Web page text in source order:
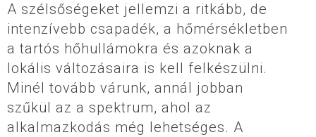
A szélsőségeket jellemzi a ritkább, de
intenzívebb csapadék, a hőmérsékletben
a tartós hőhullámokra és azoknak a
lokális változásaira is kell felkészülni.
Minél tovább várunk, annál jobban
szűkül az a spektrum, ahol az
alkalmazkodás még lehetséges. A